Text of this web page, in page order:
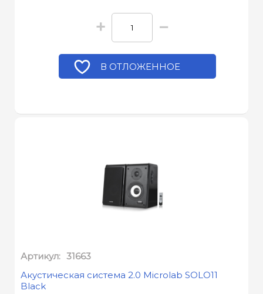
+ −
В ОТЛОЖЕННОЕ
Артикул: 31663
Акустическая система 2.0 Microlab SOLO11
Black